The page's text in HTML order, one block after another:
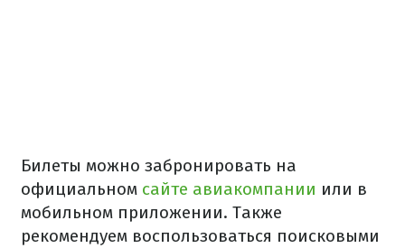
Билеты можно забронировать на
официальном сайте авиакомпании или в
мобильном приложении. Также
рекомендуем воспользоваться поисковыми